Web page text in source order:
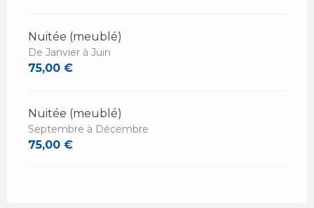
Nuitée (meublé)
De Janvier à Juin
75,00 €
Nuitée (meublé)
Septembre à Décembre
75,00 €